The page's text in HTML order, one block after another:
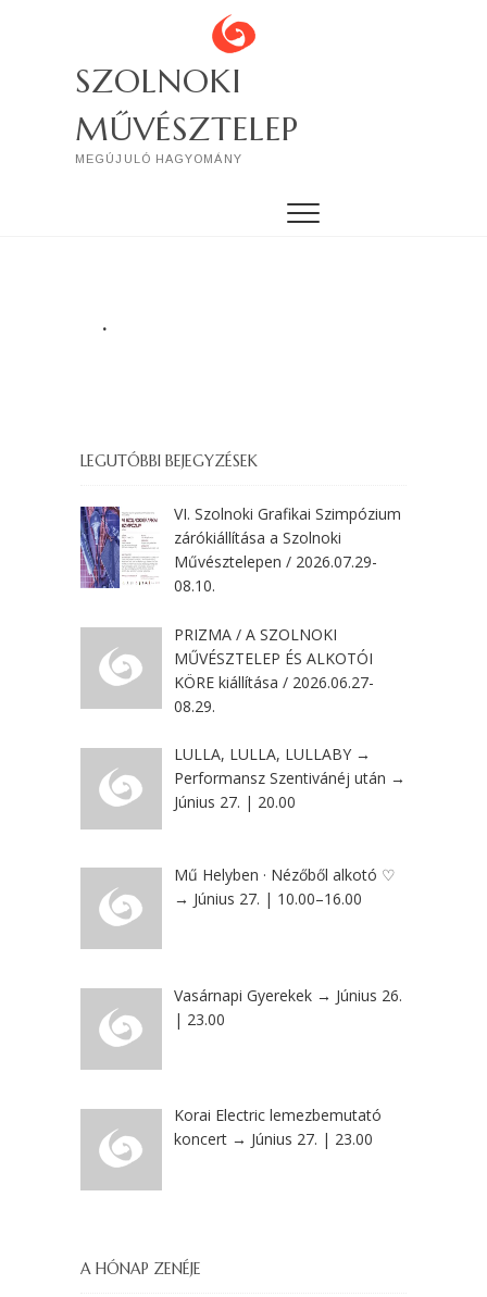
SZOLNOKI
MŰVÉSZTELEP
MEGÚJULÓ HAGYOMÁNY
.
LEGUTÓBBI BEJEGYZÉSEK
VI. Szolnoki Grafikai Szimpózium
zárókiállítása a Szolnoki
Művésztelepen / 2026.07.29-
08.10.
PRIZMA / A SZOLNOKI
MŰVÉSZTELEP ÉS ALKOTÓI
KÖRE kiállítása / 2026.06.27-
08.29.
LULLA, LULLA, LULLABY →
Performansz Szentivánéj után →
Június 27. | 20.00
Mű Helyben · Nézőből alkotó ♡
→ Június 27. | 10.00–16.00
Vasárnapi Gyerekek → Június 26.
| 23.00
Korai Electric lemezbemutató
koncert → Június 27. | 23.00
A HÓNAP ZENÉJE